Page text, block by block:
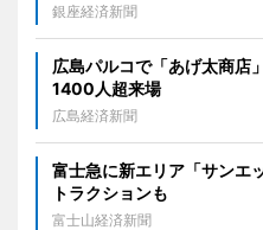
銀座経済新聞
広島パルコで「あげ太商
1400人超来場
広島経済新聞
富士急に新エリア「サン
トラクションも
富士山経済新聞